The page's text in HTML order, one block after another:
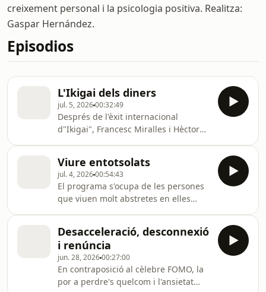
creixement personal i la psicologia positiva. Realitza:
Gaspar Hernández.
Episodios
L'Ikigai dels diners
jul. 5, 202600:32:49
Després de l'èxit internacional
d"Ikigai", Francesc Miralles i Hèctor
"passió de la nostra vida". A "Ikigai
dels diners", proposen guanyar
diners amb propòsit per fer realitat la
nostra raó de ser. Al programa en
parlem amb un dels seus coautors,
Francesc Miralles.
Viure entotsolats
jul. 4, 202600:54:43
El programa s'ocupa de les persones
que viuen molt abstretes en elles
estiguessin tancades en una
habitació, diu Laia Sabaté al seu llibre
"Como dejar de dar vueltas a todo".
En parlem amb l'autora del llibre; el
psiquiatre Antoni Bulbena, i la
Desacceleració, desconnexió
i renúncia
jun. 28, 202600:27:00
En contraposició al cèlebre FOMO, la
por a perdre's quelcom i l'ansietat